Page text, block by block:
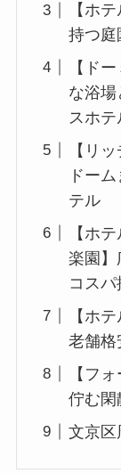
【ホ
持つ庭
【ド
な浴場
スホテ
【リ
ドー
テル
【ホ
楽園】
コス
【ホ
老舗格
【フ
佇む閑
文京区